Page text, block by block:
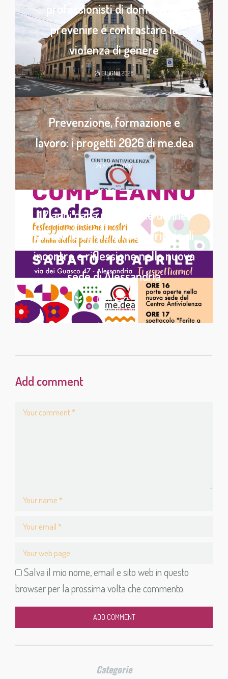
professionisti di domani per
prevenire e contrastare la
violenza di genere
24 GIUGNO 2026
Prevenzione, formazione e
lavoro: i progetti 2026 di me.dea
24 APRILE 2026
17 anni dalla parte delle donne:
sabato 18 aprile un pomeriggio di
incontro e riflessione nella nuova
sede di Alessandria
13 APRILE 2026
Add comment
Salva il mio nome, email e sito web in questo
browser per la prossima volta che commento.
ADD COMMENT
Categorie